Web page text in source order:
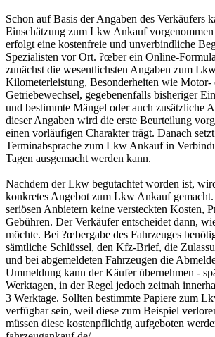
Schon auf Basis der Angaben des Verkäufers
Einschätzung zum Lkw Ankauf vorgenommen
erfolgt eine kostenfreie und unverbindliche
Spezialisten vor Ort. ?œber ein Online-
zunächst die wesentlichsten Angaben zum
Kilometerleistung, Besonderheiten wie Motor-
Getriebewechsel, gegebenenfalls bisheriger
und bestimmte Mängel oder auch zusätzliche
dieser Angaben wird die erste Beurteilung
einen vorläufigen Charakter trägt. Danach
Terminabsprache zum Lkw Ankauf in
Tagen ausgemacht werden kann.
Nachdem der Lkw begutachtet worden ist,
konkretes Angebot zum Lkw Ankauf gemacht.
seriösen Anbietern keine versteckten Kosten,
Gebühren. Der Verkäufer entscheidet dann,
möchte. Bei ?œbergabe des Fahrzeuges
sämtliche Schlüssel, den Kfz-Brief, die
und bei abgemeldeten Fahrzeugen die
Ummeldung kann der Käufer übernehmen -
Werktagen, in der Regel jedoch zeitnah
3 Werktage. Sollten bestimmte Papiere zum
verfügbar sein, weil diese zum Beispiel
müssen diese kostenpflichtig aufgeboten